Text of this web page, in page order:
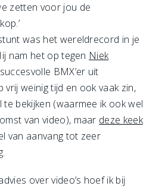
zetten voor jou de
was het wereldrecord in je
nam het op tegen Niek
BMX’er uit
vrij weinig tijd en ook vaak zin,
te bekijken (waarmee ik ook wel
van video), maar deze keek
van aanvang tot zeer
over video’s hoef ik bij